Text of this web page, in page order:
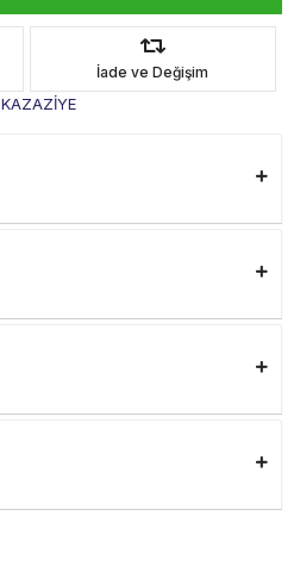
İade ve Değişim
KAZAZİYE